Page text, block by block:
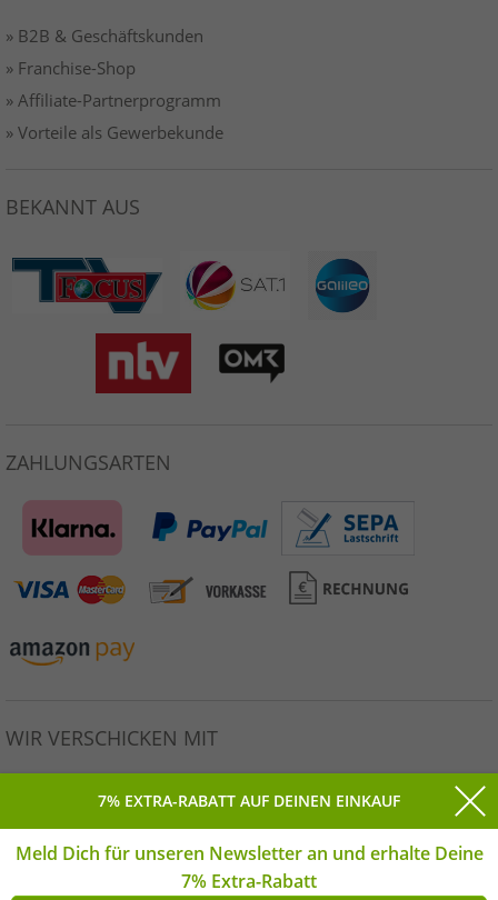
» B2B & Geschäftskunden
» Franchise-Shop
» Affiliate-Partnerprogramm
» Vorteile als Gewerbekunde
BEKANNT AUS
ZAHLUNGSARTEN
WIR VERSCHICKEN MIT
Alle Preise inkl. gesetzlicher MwSt. * Unverbindliche
Preisempfehlung des Herstellers. | © Copyright 2026
7% EXTRA-RABATT AUF DEINEN EINKAUF
Meld Dich für unseren Newsletter an und erhalte Deine
7% Extra-Rabatt